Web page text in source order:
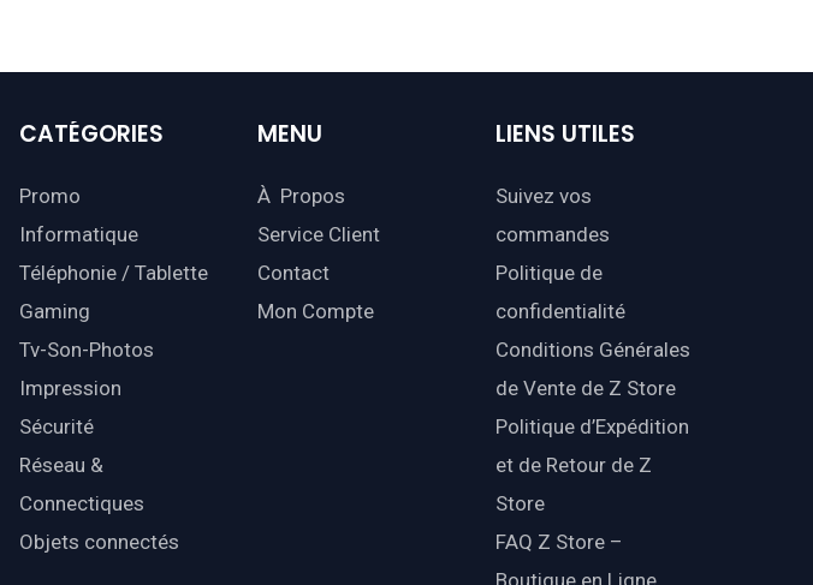
CATÉGORIES
Promo
Informatique
Téléphonie / Tablette
Gaming
Tv-Son-Photos
Impression
Sécurité
Réseau &
Connectiques
Objets connectés
MENU
À Propos
Service Client
Contact
Mon Compte
LIENS UTILES
Suivez vos
commandes
Politique de
confidentialité
Conditions Générales
de Vente de Z Store
Politique d’Expédition
et de Retour de Z
Store
FAQ Z Store –
Boutique en Ligne